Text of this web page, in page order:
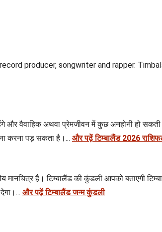
producer, songwriter and rapper.
वैवाहिक अथवा प्रेमजीवन में कुछ अनहोनी हो सकती
करना पड़ सकता है।... और पढ़ें टिम्बालैंड 2026
है। टिम्बालैंड की कुंडली आपको बताएगी
और पढ़ें टिम्बालैंड जन्म कुंडली